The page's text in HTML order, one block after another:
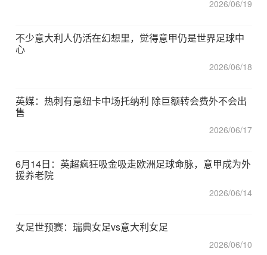
2026/06/19
不少意大利人仍活在幻想里，觉得意甲仍是世界足球中
心
2026/06/18
英媒：热刺有意纽卡中场托纳利 除巨额转会费外不会出
售
2026/06/17
6月14日：英超疯狂吸金吸走欧洲足球命脉，意甲成为外
援养老院
2026/06/14
女足世预赛：瑞典女足vs意大利女足
2026/06/10